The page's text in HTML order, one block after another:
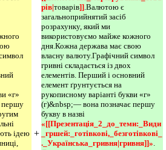
«г»
першу
ідею +
рів|товарів]].Валютою є
загальноприйнятий засіб
розрахунку, який ми
використовуємо майже кожного
дня.Кожна держава має свою
власну валюту.Графічний символ
гривні складається із двох
елементів. Перший і основний
елемент ґрунтується на
рукописному варіанті букви «г»
(г)&nbsp;— вона позначає першу
букву в назві
«[[Презентація_2_до_теми:_Види
_гршей:_готівкові,_безготівкові_
._Українська_гривня|гривня]]».